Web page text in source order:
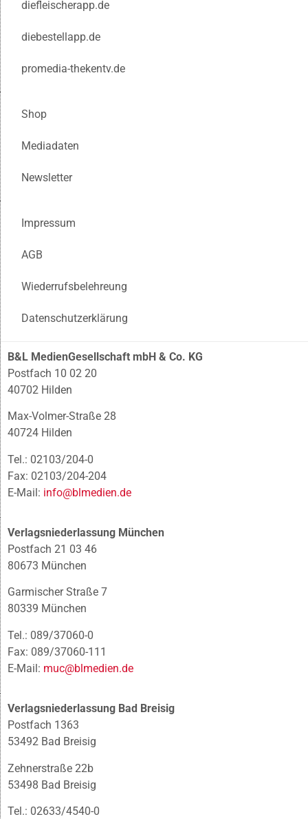
diefleischerapp.de
diebestellapp.de
promedia-thekentv.de
Shop
Mediadaten
Newsletter
Impressum
AGB
Wiederrufsbelehreung
Datenschutzerklärung
B&L MedienGesellschaft mbH & Co. KG
Postfach 10 02 20
40702 Hilden
Max-Volmer-Straße 28
40724 Hilden
Tel.: 02103/204-0
Fax: 02103/204-204
E-Mail: info@blmedien.de
Verlagsniederlassung München
Postfach 21 03 46
80673 München
Garmischer Straße 7
80339 München
Tel.: 089/37060-0
Fax: 089/37060-111
E-Mail: muc@blmedien.de
Verlagsniederlassung Bad Breisig
Postfach 1363
53492 Bad Breisig
Zehnerstraße 22b
53498 Bad Breisig
Tel.: 02633/4540-0